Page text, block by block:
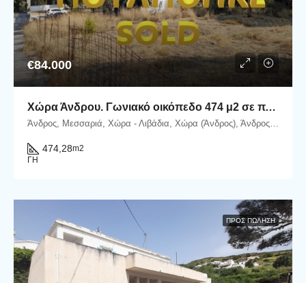
€84.000
Χώρα Άνδρου. Γωνιακό οικόπεδο 474 μ2 σε πλεονεκτική θέση.
474,28m2
ΓΗ
ΠΡΟΣ ΠΏΛΗΣΗ